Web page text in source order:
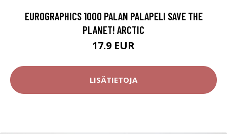
EUROGRAPHICS 1000 PALAN PALAPELI SAVE THE
PLANET! ARCTIC
17.9 EUR
LISÄTIETOJA